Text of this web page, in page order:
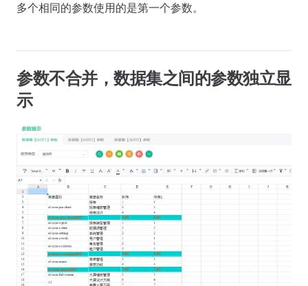
多个相同的参数使用的是第一个参数。
参数不合并，数据集之间的参数独立显
示